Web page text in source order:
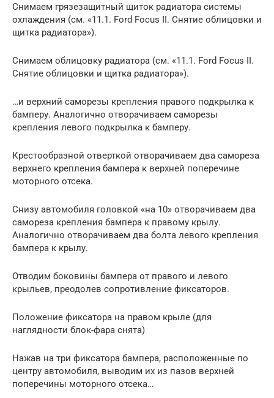
Снимаем грязезащитный щиток радиатора системы
охлаждения (см. «11.1. Ford Focus II. Снятие облицовки и
щитка радиатора»).
Снимаем облицовку радиатора (см. «11.1. Ford Focus II.
Снятие облицовки и щитка радиатора»).
…и верхний саморезы крепления правого подкрылка к
бамперу. Аналогично отворачиваем саморезы
крепления левого подкрылка к бамперу.
Крестообразной отверткой отворачиваем два самореза
верхнего крепления бампера к верхней поперечине
моторного отсека.
Снизу автомобиля головкой «на 10» отворачиваем два
самореза крепления бампера к правому крылу.
Аналогично отворачиваем два болта левого крепления
бампера к крылу.
Отводим боковины бампера от правого и левого
крыльев, преодолев сопротивление фиксаторов.
Положение фиксатора на правом крыле (для
наглядности блок-фара снята)
Нажав на три фиксатора бампера, расположенные по
центру автомобиля, выводим их из пазов верхней
поперечины моторного отсека…